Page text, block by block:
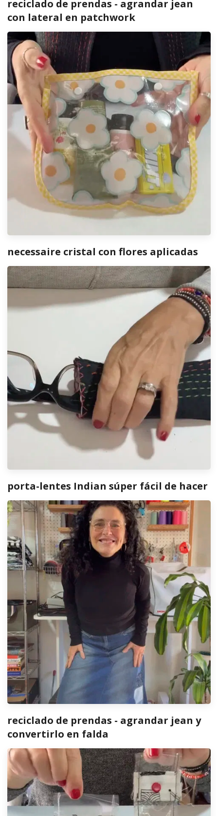
reciclado de prendas - agrandar jean
con lateral en patchwork
necessaire cristal con flores aplicadas
porta-lentes Indian súper fácil de hacer
reciclado de prendas - agrandar jean y
convertirlo en falda